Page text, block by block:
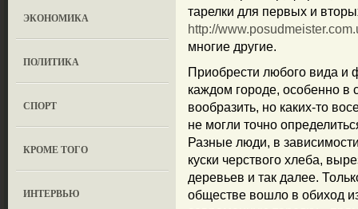
ЭКОНОМИКА
ПОЛИТИКА
СПОРТ
КРОМЕ ТОГО
ИНТЕРВЬЮ
тарелки для первых и
http://
многие другие.
Приобрести любого вида и
каждом городе, особенно
вообразить, но каких-то
не могли точно
Разные люди, в
куски черствого хлеба,
деревьев и так далее.
обществе вошло в обиход